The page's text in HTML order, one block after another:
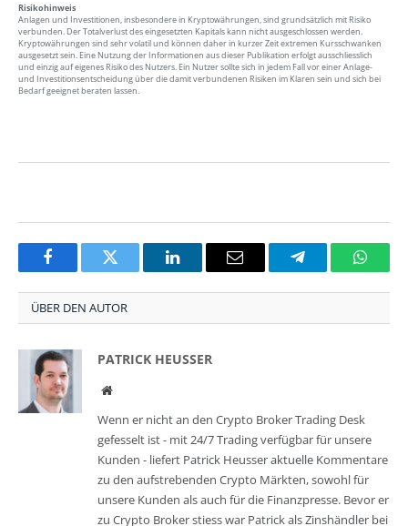
Risikohinweis
Anlagen und Investitionen, insbesondere in Kryptowährungen, sind grundsätzlich mit Risiko
verbunden. Der Totalverlust des eingesetzten Kapitals kann nicht ausgeschlossen werden.
Kryptowährungen sind sehr volatil und können daher in kurzer Zeit extremen Kursschwanken
ausgesetzt sein. Eine Nutzung der Informationen aus dieser Publikation erfolgt ausschliesslich
und einzig auf eigenes Risiko des Nutzers. Ein Nutzer sollte sich in jedem Fall vor einer Anlage-
und Investitionsentscheidung über die damit verbundenen Risiken im Klaren sein und sich bei
Bedarf geeignet beraten lassen.
FacebookTwitter LinkedInEmail Telegram
ÜBER DEN AUTOR
PATRICK HEUSSER
Website
Wenn er nicht an den Crypto Broker Trading Desk
gefesselt ist - mit 24/7 Trading verfügbar für unsere
Kunden - liefert Patrick Heusser aktuelle Kommentare
zu den aufstrebenden Crypto Märkten, sowohl für
unsere Kunden als auch für die Finanzpresse. Bevor er
zu Crypto Broker stiess war Patrick als Zinshändler bei